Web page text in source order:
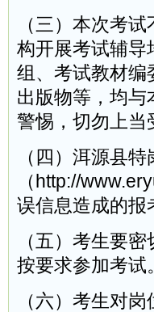
（三）本次考
构开展考试辅导
组、考试教材编
出版物等，均与
警惕，切勿上当
（四）洱源县
（http://
误信息造成的报
（五）考生要
按要求参加考试
（六）考生对